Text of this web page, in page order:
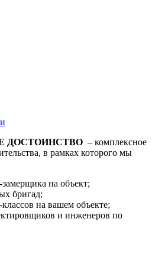
ДОСТОИНСТВО – комплексное
в рамках которого мы
на объект;
бригад;
на вашем объекте;
и инженеров по